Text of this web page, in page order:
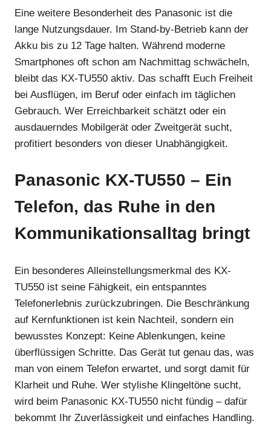
Eine weitere Besonderheit des Panasonic ist die
lange Nutzungsdauer. Im Stand-by-Betrieb kann der
Akku bis zu 12 Tage halten. Während moderne
Smartphones oft schon am Nachmittag schwächeln,
bleibt das KX-TU550 aktiv. Das schafft Euch Freiheit
bei Ausflügen, im Beruf oder einfach im täglichen
Gebrauch. Wer Erreichbarkeit schätzt oder ein
ausdauerndes Mobilgerät oder Zweitgerät sucht,
profitiert besonders von dieser Unabhängigkeit.
Panasonic KX-TU550 – Ein
Telefon, das Ruhe in den
Kommunikationsalltag bringt
Ein besonderes Alleinstellungsmerkmal des KX-
TU550 ist seine Fähigkeit, ein entspanntes
Telefonerlebnis zurückzubringen. Die Beschränkung
auf Kernfunktionen ist kein Nachteil, sondern ein
bewusstes Konzept: Keine Ablenkungen, keine
überflüssigen Schritte. Das Gerät tut genau das, was
man von einem Telefon erwartet, und sorgt damit für
Klarheit und Ruhe. Wer stylishe Klingeltöne sucht,
wird beim Panasonic KX-TU550 nicht fündig – dafür
bekommt Ihr Zuverlässigkeit und einfaches Handling.